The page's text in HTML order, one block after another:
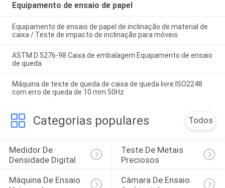
Equipamento de ensaio de papel
Equipamento de ensaio de papel de inclinação de material de
caixa / Teste de impacto de inclinação para móveis
ASTM D 5276-98 Caixa de embalagem Equipamento de ensaio
de queda
Máquina de teste de queda de caixa de queda livre ISO2248
com erro de queda de 10 mm 50Hz
Categorias populares Todos
Medidor De
Densidade Digital
Teste De Metais
Preciosos
Máquina De Ensaio
Câmara De Ensaio